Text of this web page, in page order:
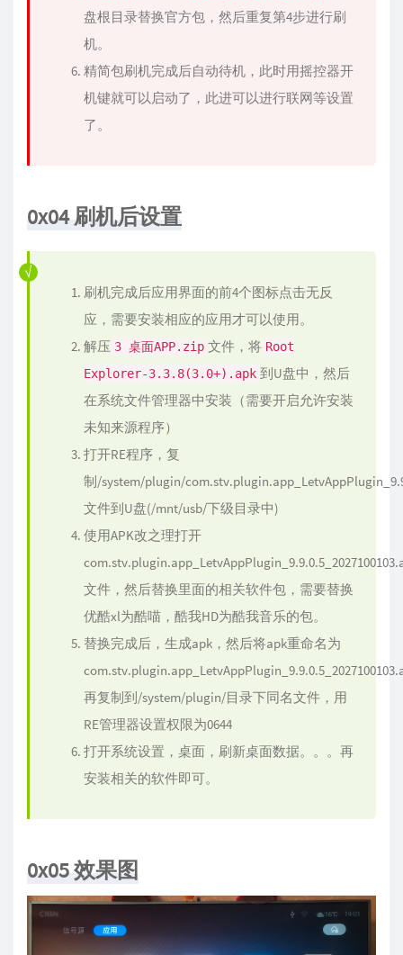
盘根目录替换官方包，然后重复第4步进行刷
机。
精简包刷机完成后自动待机，此时用摇控器开
机键就可以启动了，此进可以进行联网等设置
了。
0x04 刷机后设置
刷机完成后应用界面的前4个图标点击无反
应，需要安装相应的应用才可以使用。
解压 3 桌面APP.zip 文件，将 Root
Explorer-3.3.8(3.0+).apk 到U盘中，然后
在系统文件管理器中安装（需要开启允许安装
未知来源程序）
打开RE程序，复
制/system/plugin/
文件到U盘(/mnt/usb/下级目录中)
使用APK改之理打开
文件，然后替换里面的相关软件包，需要替换
优酷xl为酷喵，酷我HD为酷我音乐的包。
替换完成后，生成apk，然后将apk重命名为
再复制到/system/plugin/目录下同名文件，用
RE管理器设置权限为0644
打开系统设置，桌面，刷新桌面数据。。。再
安装相关的软件即可。
0x05 效果图